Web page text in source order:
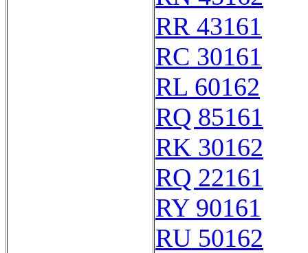
RR 43161
RC 30161
RL 60162
RQ 85161
RK 30162
RQ 22161
RY 90161
RU 50162